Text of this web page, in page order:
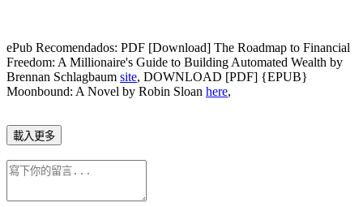
ePub Recomendados: PDF [Download] The Roadmap to Financial
Freedom: A Millionaire's Guide to Building Automated Wealth by
Brennan Schlagbaum site, DOWNLOAD [PDF] {EPUB}
Moonbound: A Novel by Robin Sloan here,
載入更多